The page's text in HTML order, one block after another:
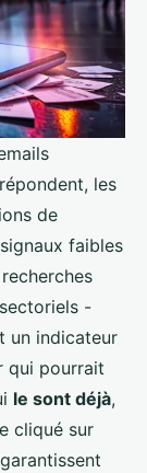
les
de
faibles
-
un indicateur
qui pourrait
le sont déjà,
cliqué sur